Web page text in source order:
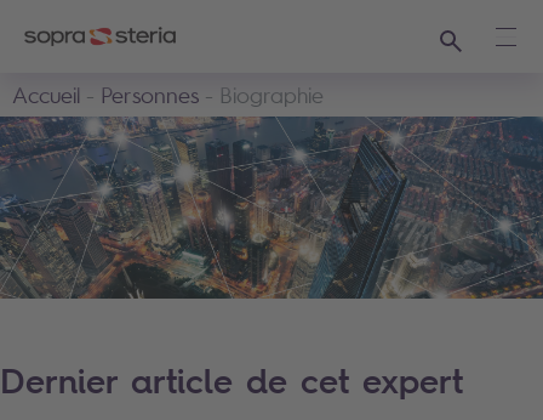
Recherche
Accueil
Personnes Biographie
Dernier article de cet expert